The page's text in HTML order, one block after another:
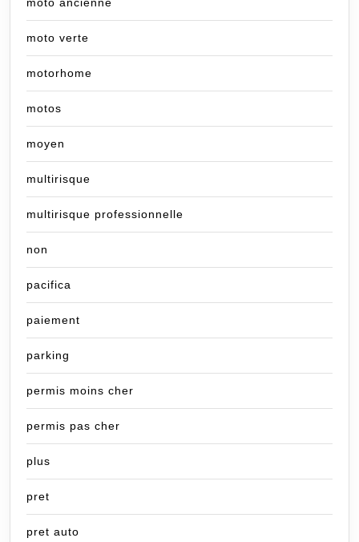
moto verte
motorhome
motos
moyen
multirisque
multirisque professionnelle
non
pacifica
paiement
parking
permis moins cher
permis pas cher
plus
pret
pret auto